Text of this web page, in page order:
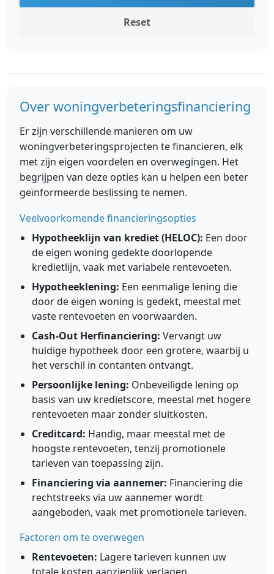
Reset
Over woningverbeteringsfinanciering
Er zijn verschillende manieren om uw
woningverbeteringsprojecten te financieren, elk
met zijn eigen voordelen en overwegingen. Het
begrijpen van deze opties kan u helpen een beter
geïnformeerde beslissing te nemen.
Veelvoorkomende financieringsopties
Hypotheeklijn van krediet (HELOC): Een door
de eigen woning gedekte doorlopende
kredietlijn, vaak met variabele rentevoeten.
Hypotheeklening: Een eenmalige lening die
door de eigen woning is gedekt, meestal met
vaste rentevoeten en voorwaarden.
Cash-Out Herfinanciering: Vervangt uw
huidige hypotheek door een grotere, waarbij u
het verschil in contanten ontvangt.
Persoonlijke lening: Onbeveiligde lening op
basis van uw kredietscore, meestal met hogere
rentevoeten maar zonder sluitkosten.
Creditcard: Handig, maar meestal met de
hoogste rentevoeten, tenzij promotionele
tarieven van toepassing zijn.
Financiering via aannemer: Financiering die
rechtstreeks via uw aannemer wordt
aangeboden, vaak met promotionele tarieven.
Factoren om te overwegen
Rentevoeten: Lagere tarieven kunnen uw